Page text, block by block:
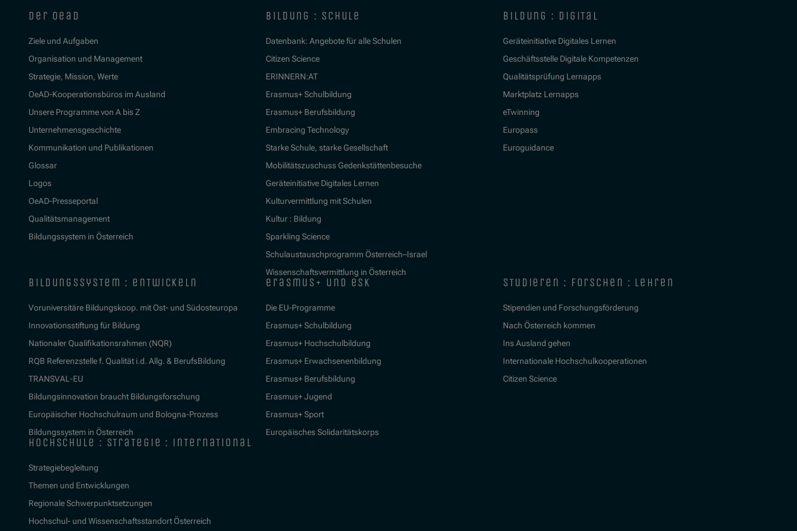
der oead
Ziele und Aufgaben
Organisation und Management
Strategie, Mission, Werte
OeAD-Kooperationsbüros im Ausland
Unsere Programme von A bis Z
Unternehmensgeschichte
Kommunikation und Publikationen
Glossar
Logos
OeAD-Presseportal
Qualitätsmanagement
Bildungssystem in Österreich
bildung : schule
Datenbank: Angebote für alle Schulen
Citizen Science
ERINNERN:AT
Erasmus+ Schulbildung
Erasmus+ Berufsbildung
Embracing Technology
Starke Schule, starke Gesellschaft
Mobilitätszuschuss Gedenkstättenbesuche
Geräteinitiative Digitales Lernen
Kulturvermittlung mit Schulen
Kultur : Bildung
Sparkling Science
Schulaustauschprogramm Österreich–Israel
Wissenschaftsvermittlung in Österreich
bildung : digital
Geräteinitiative Digitales Lernen
Geschäftsstelle Digitale Kompetenzen
Qualitätsprüfung Lernapps
Marktplatz Lernapps
eTwinning
Europass
Euroguidance
bildungssystem : entwickeln
Voruniversitäre Bildungskoop. mit Ost- und Südosteuropa
Innovationsstiftung für Bildung
Nationaler Qualifikationsrahmen (NQR)
RQB Referenzstelle f. Qualität i.d. Allg. & BerufsBildung
TRANSVAL-EU
Bildungsinnovation braucht Bildungsforschung
Europäischer Hochschulraum und Bologna-Prozess
Bildungssystem in Österreich
erasmus+ und esk
Die EU-Programme
Erasmus+ Schulbildung
Erasmus+ Hochschulbildung
Erasmus+ Erwachsenenbildung
Erasmus+ Berufsbildung
Erasmus+ Jugend
Erasmus+ Sport
Europäisches Solidaritätskorps
studieren : forschen : lehren
Stipendien und Forschungsförderung
Nach Österreich kommen
Ins Ausland gehen
Internationale Hochschulkooperationen
Citizen Science
hochschule : strategie : international
Strategiebegleitung
Themen und Entwicklungen
Regionale Schwerpunktsetzungen
Hochschul- und Wissenschaftsstandort Österreich